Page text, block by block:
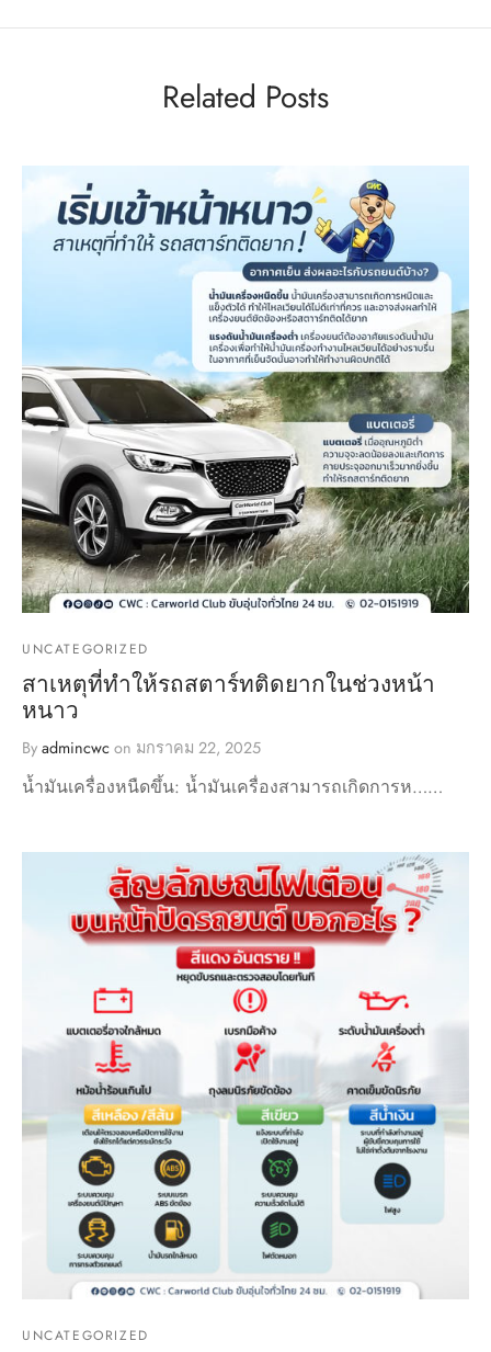
Related Posts
UNCATEGORIZED
สาเหตุที่ทำให้รถสตาร์ทติดยากในช่วงหน้า
หนาว
By admincwc on มกราคม 22, 2025
น้ำมันเครื่องหนืดขึ้น: น้ำมันเครื่องสามารถเกิดการห……
UNCATEGORIZED